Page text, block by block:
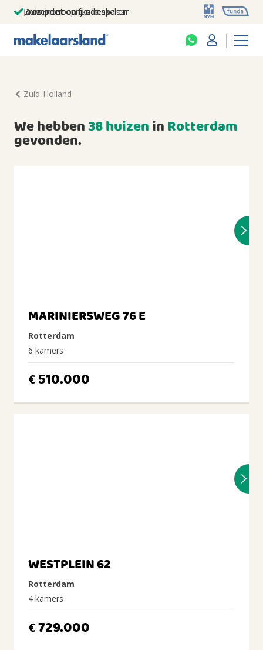
Jouw persoonlijke makelaar
Duizenden euro's besparen
Prominent op funda
Zuid-Holland
We hebben38 huizeninRotterdam
gevonden.
MARINIERSWEG 76 E
Rotterdam
6 kamers
€ 510.000
WESTPLEIN 62
Rotterdam
4 kamers
€729.000